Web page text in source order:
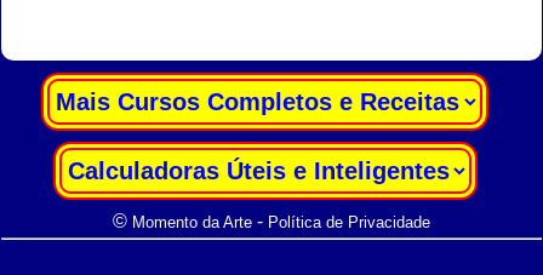
© Momento da Arte- Política de Privacidade